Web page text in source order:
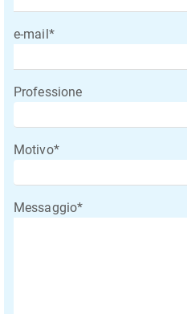
e-mail*
Professione
Motivo*
Messaggio*